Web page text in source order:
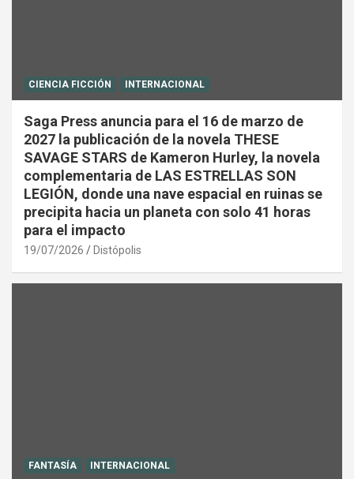
CIENCIA FICCIÓN INTERNACIONAL
Saga Press anuncia para el 16 de marzo de
2027 la publicación de la novela THESE
SAVAGE STARS de Kameron Hurley, la novela
complementaria de LAS ESTRELLAS SON
LEGIÓN, donde una nave espacial en ruinas se
precipita hacia un planeta con solo 41 horas
para el impacto
19/07/2026 Distópolis
FANTASÍA INTERNACIONAL